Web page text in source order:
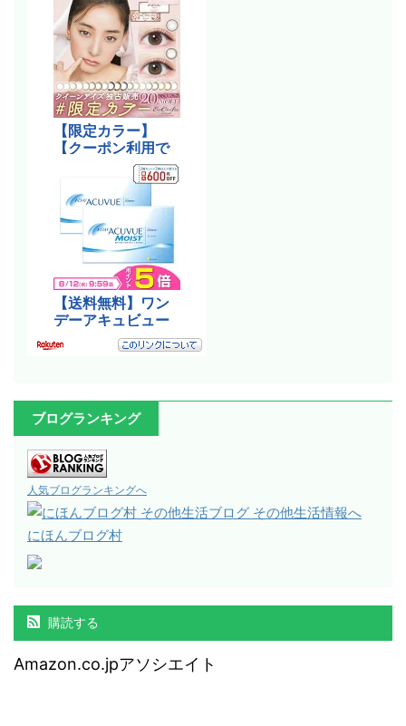
ブログランキング
人気ブログランキングへ
にほんブログ村
購読する
Amazon.co.jpアソシエイト